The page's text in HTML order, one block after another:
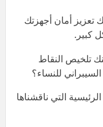
تعزيز أمان أجهزتك
كبير.
تلخيص النقاط
للنساء؟
التي ناقشناها